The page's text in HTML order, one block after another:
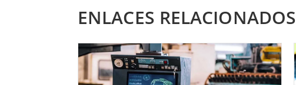
ENLACES RELACIONADOS